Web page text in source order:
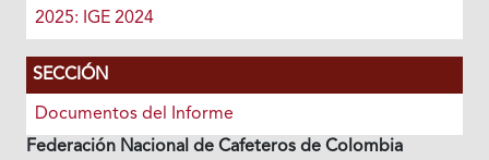
2025: IGE 2024
SECCIÓN
Documentos del Informe
Federación Nacional de Cafeteros de Colombia